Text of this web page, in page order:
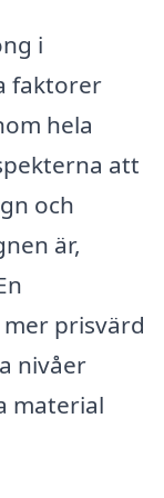
i
faktorer
hela
att
och
är,
prisvärd
nivåer
material